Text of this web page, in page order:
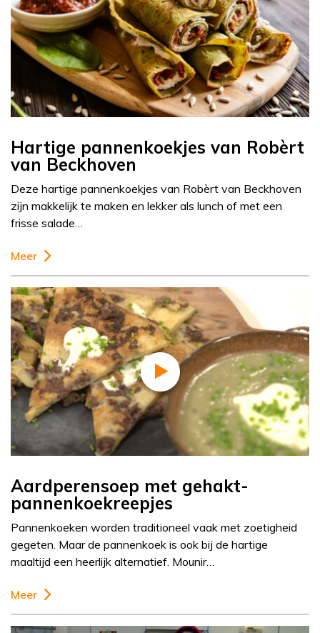
Hartige pannenkoekjes van Robèrt
van Beckhoven
Deze hartige pannenkoekjes van Robèrt van Beckhoven
zijn makkelijk te maken en lekker als lunch of met een
frisse salade…
Meer
Aardperensoep met gehakt-
pannenkoekreepjes
Pannenkoeken worden traditioneel vaak met zoetigheid
gegeten. Maar de pannenkoek is ook bij de hartige
maaltijd een heerlijk alternatief. Mounir…
Meer